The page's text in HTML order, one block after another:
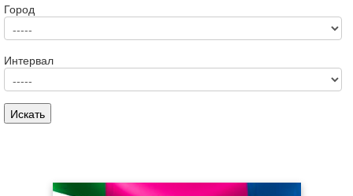
Город
Интервал